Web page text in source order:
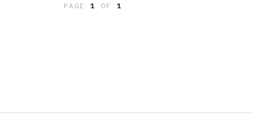
PAGE1 OF 1